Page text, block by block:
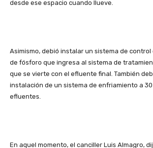
desde ese espacio cuando llueve.
Asimismo, debió instalar un sistema de control
de fósforo que ingresa al sistema de
que se vierte con el efluente final. También
instalación de un sistema de enfriamiento a
efluentes.
En aquel momento, el canciller Luis Almagro,